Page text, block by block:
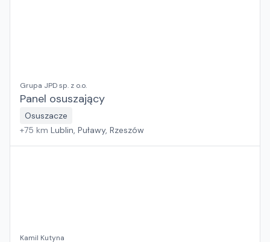
Grupa JPD sp. z o.o.
Panel osuszający
Osuszacze
+75 km Lublin, Puławy, Rzeszów
Kamil Kutyna